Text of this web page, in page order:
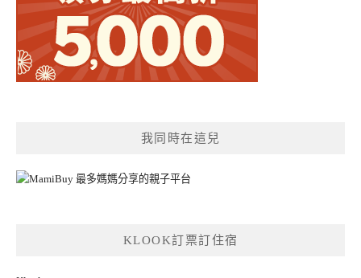
我同時在這兒
KLOOK訂票訂住宿